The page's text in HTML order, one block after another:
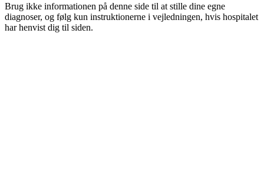
Brug ikke informationen på denne side til at stille dine egne
diagnoser, og følg kun instruktionerne i vejledningen, hvis hospitalet
har henvist dig til siden.